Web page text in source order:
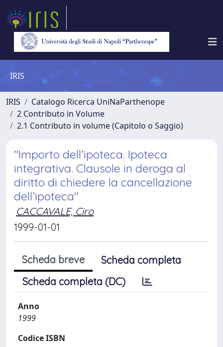
IRIS
IRIS
Catalogo Ricerca UniNaParthenope
2 Contributo in Volume
2.1 Contributo in volume (Capitolo o Saggio)
"Importo dell’ipoteca. Ipoteca
integrativa. Clausole in deroga al
diritto di chiedere la cancellazione
dell’ipoteca"
CACCAVALE, Ciro
1999-01-01
Scheda breve
Scheda completa
Scheda completa (DC)
Anno
1999
Codice ISBN